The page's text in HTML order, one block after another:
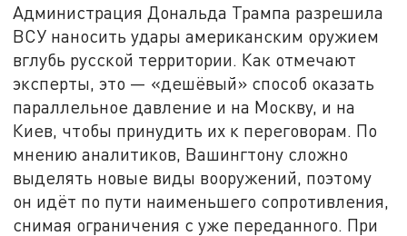
Администрация Дональда Трампа разрешила
ВСУ наносить удары американским оружием
вглубь русской территории. Как отмечают
эксперты, это — «дешёвый» способ оказать
параллельное давление и на Москву, и на
Киев, чтобы принудить их к переговорам. По
мнению аналитиков, Вашингтону сложно
выделять новые виды вооружений, поэтому
он идёт по пути наименьшего сопротивления,
снимая ограничения с уже переданного. При